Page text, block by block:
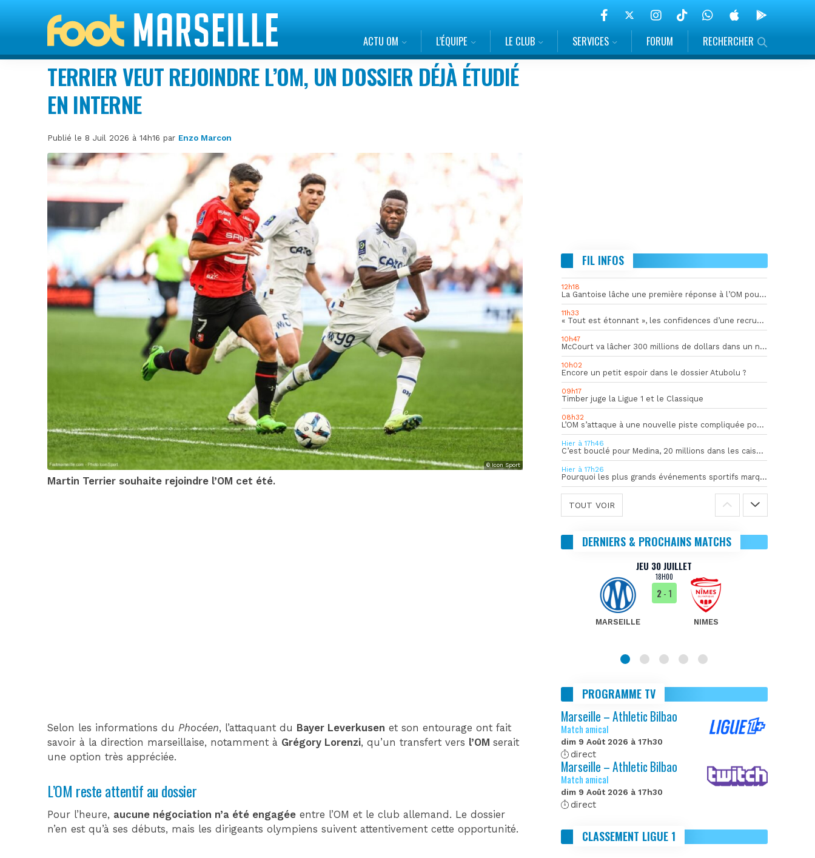
ACTU OM L’ÉQUIPE LE CLUB SERVICES FORUM RECHERCHER
TERRIER VEUT REJOINDRE L’OM, UN DOSSIER DÉJÀ ÉTUDIÉ
EN INTERNE
Publié le 8 Juil 2026 à 14h16 par Enzo Marcon
© Icon Sport
Martin Terrier souhaite rejoindre l’OM cet été.
Selon les informations du Phocéen, l’attaquant du Bayer Leverkusen et son entourage ont fait
savoir à la direction marseillaise, notamment à Grégory Lorenzi, qu’un transfert vers l’OMserait
une option très appréciée.
L’OM reste attentif au dossier
Pour l’heure, aucune négociation n’a été engagée entre l’OM et le club allemand. Le dossier
n’en est qu’à ses débuts, mais les dirigeants olympiens suivent attentivement cette opportunité.
FIL INFOS
12h18
La Gantoise lâche une première réponse à l’OM pour Goore
11h33
« Tout est étonnant », les confidences d’une recrue du mercato hivernal de l’OM
10h47
McCourt va lâcher 300 millions de dollars dans un nouveau projet
10h02
Encore un petit espoir dans le dossier Atubolu ?
09h17
Timber juge la Ligue 1 et le Classique
08h32
L’OM s’attaque à une nouvelle piste compliquée pour la succession de Rulli
Hier à 17h46
C’est bouclé pour Medina, 20 millions dans les caisses de l’OM
Hier à 17h26
Pourquoi les plus grands événements sportifs marquent-ils bien au-delà du score final ?
TOUT VOIR
DERNIERS & PROCHAINS MATCHS
JEU 30 JUILLET
18H00
MARSEILLE
2- 1
NIMES
PROGRAMME TV
Marseille – Athletic Bilbao
Match amical
dim 9 Août 2026 à 17h30
direct
Marseille – Athletic Bilbao
Match amical
dim 9 Août 2026 à 17h30
direct
CLASSEMENT LIGUE 1